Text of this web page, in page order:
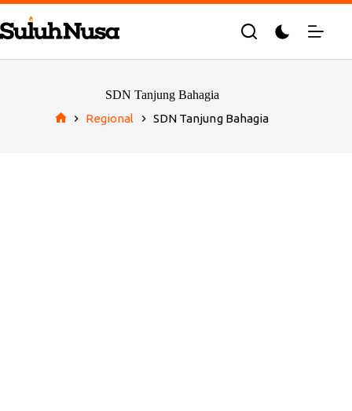
Skip
to
content
SDN Tanjung Bahagia
Regional SDN Tanjung Bahagia